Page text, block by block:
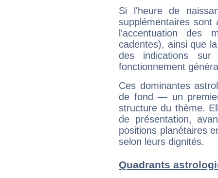
Si l'heure de
supplémentaires sont
l'accentuation des
cadentes), ainsi que
des indications sur
fonctionnement
Ces dominantes
de fond — un
structure du thème.
de présentation,
positions planétaires
selon leurs dignités.
Quadrants